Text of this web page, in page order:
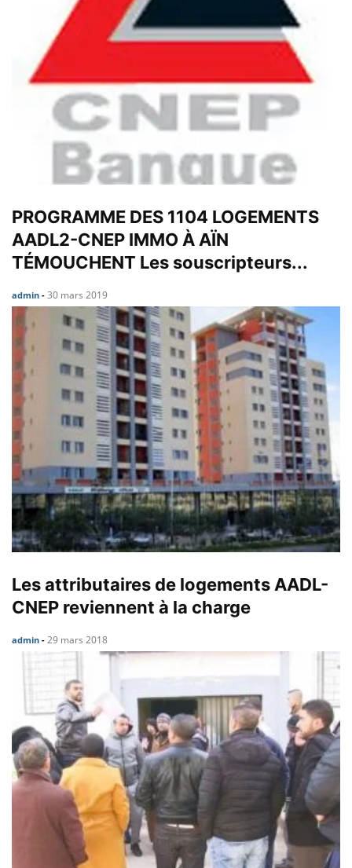
PROGRAMME DES 1104 LOGEMENTS
AADL2-CNEP IMMO À AÏN
TÉMOUCHENT Les souscripteurs...
admin - 30 mars 2019
Les attributaires de logements AADL-
CNEP reviennent à la charge
admin - 29 mars 2018